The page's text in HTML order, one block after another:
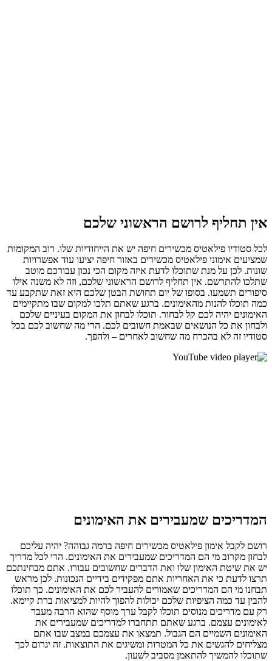
אין תחליף לרושם הראשוני שלכם
לכל סטודיו פילאטיס מכשירים חיפה יש את הייחודיות שלו. רוב המקומות
שמציעים אימוני פילאטיס מכשירים באזור חיפה יציעו עוד אפשרויות
שונות. לכן על מנת שתוכלו לדעת איזה מקום הכי נכון עבורכם מוטב
שתלכו להתרשם. אין תחליף לרושם הראשוני שלכם, וזה לא משנה אילו
סיפורים תשמעו. בסופו של יום תחושת הבטן שלכם היא זאת שתקבע עד
כמה תוכלו להנות מהאימונים. ברגע שאתם תלכו למקום שבו מתקיימים
האימונים יהיה לכם קל לבחור. תוכלו לבחון את המקום בעיניים שלכם
ולבחון את כל הנושאים שבאמת חשובים לכם. הרי מה שחשוב לכם בכל
סטודיו זה לא בהכרח מה שחשוב לאחרים – ולהפך.
המדריכים שמעבירים את האימונים
רושם לקבל אימון פילאטיס מכשירים חיפה ברמה גבוהה? יהיה עליכם
לבחון מקרוב מי הם המדריכים שמעבירים את האימונים. הרי לכל מדריך
יש את שיטת האימון שלו ואת הדברים שחשובים עבורו. אתם מבחינתכם
תרצו לדעת כי את האחריות אתם מפקידים בידיים הנכונות. לכן מראש
תבחנו מי הם המדריכים שאמורים להעביר לכם את האימונים. כך תוכלו
להבין עד כמה הציפיות שלכם יכולות להפוך להיות למציאות ברת קיימא.
רק עם מדריכים מנוסים תוכלו לקבל ערך מוסף שהוא הרבה מעבר
לאימונים עצמם. ברגע שאתם תתחברו למדריכים שמעבירים את
האימונים השמיים הם הגבול. תמצאו את עצמכם במצב שבו אתם
מצליחים להגשים את כל המטרות ומשיגים את התוצאות. זה יגרום לכך
שתוכלו להמשיך להתאמן מסביב לשעון.